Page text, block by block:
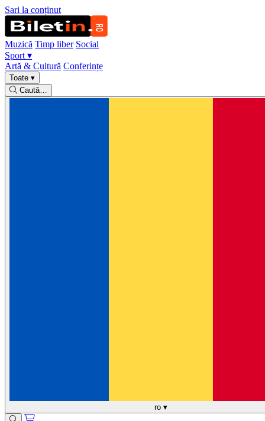
Sari la conținut
Muzică Timp liber Social
Sport ▾
Artă & Cultură Conferințe
Toate ▾
Caută…
ro ▾